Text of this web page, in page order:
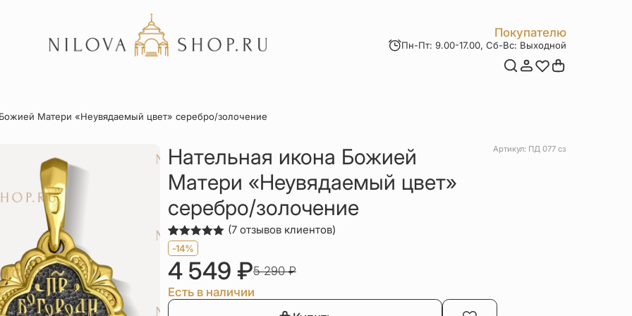
Покупателю
Пн-Пт: 9.00-17.00, Сб-Вс: Выходной
Акции
Матери «Неувядаемый цвет» серебро/золочение
Нательная икона Божией
Матери «Неувядаемый цвет»
серебро/золочение
Артикул: ПД 077 сз
Рейтинг
5.00из 5
на основе
опроса
7
пользователей
(7отзывов клиентов)
-14%
4 549 ₽5 290₽
Есть в наличии